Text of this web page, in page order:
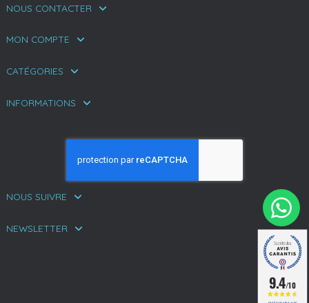
NOUS CONTACTER
MON COMPTE
CATÉGORIES
INFORMATIONS
NOUS SUIVRE
NEWSLETTER
9.4/10